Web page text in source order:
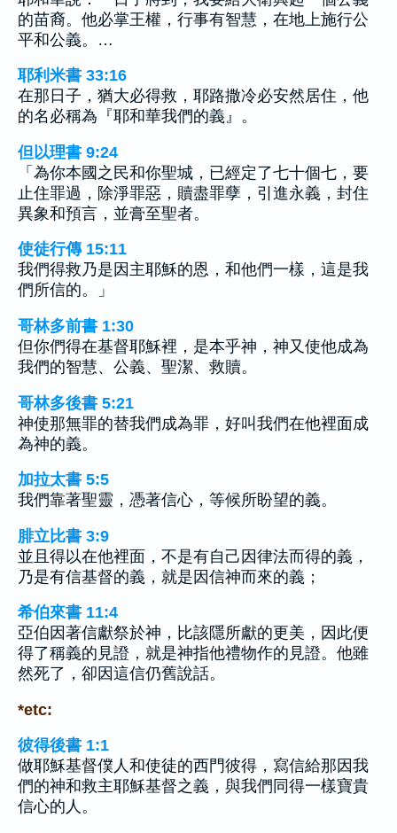
的苗裔。他必掌王權，行事有智慧，在地上施行公
平和公義。…
耶利米書 33:16
在那日子，猶大必得救，耶路撒冷必安然居住，他
的名必稱為『耶和華我們的義』。
但以理書 9:24
「為你本國之民和你聖城，已經定了七十個七，要
止住罪過，除淨罪惡，贖盡罪孽，引進永義，封住
異象和預言，並膏至聖者。
使徒行傳 15:11
我們得救乃是因主耶穌的恩，和他們一樣，這是我
們所信的。」
哥林多前書 1:30
但你們得在基督耶穌裡，是本乎神，神又使他成為
我們的智慧、公義、聖潔、救贖。
哥林多後書 5:21
神使那無罪的替我們成為罪，好叫我們在他裡面成
為神的義。
加拉太書 5:5
我們靠著聖靈，憑著信心，等候所盼望的義。
腓立比書 3:9
並且得以在他裡面，不是有自己因律法而得的義，
乃是有信基督的義，就是因信神而來的義；
希伯來書 11:4
亞伯因著信獻祭於神，比該隱所獻的更美，因此便
得了稱義的見證，就是神指他禮物作的見證。他雖
然死了，卻因這信仍舊說話。
*etc:
彼得後書 1:1
做耶穌基督僕人和使徒的西門彼得，寫信給那因我
們的神和救主耶穌基督之義，與我們同得一樣寶貴
信心的人。